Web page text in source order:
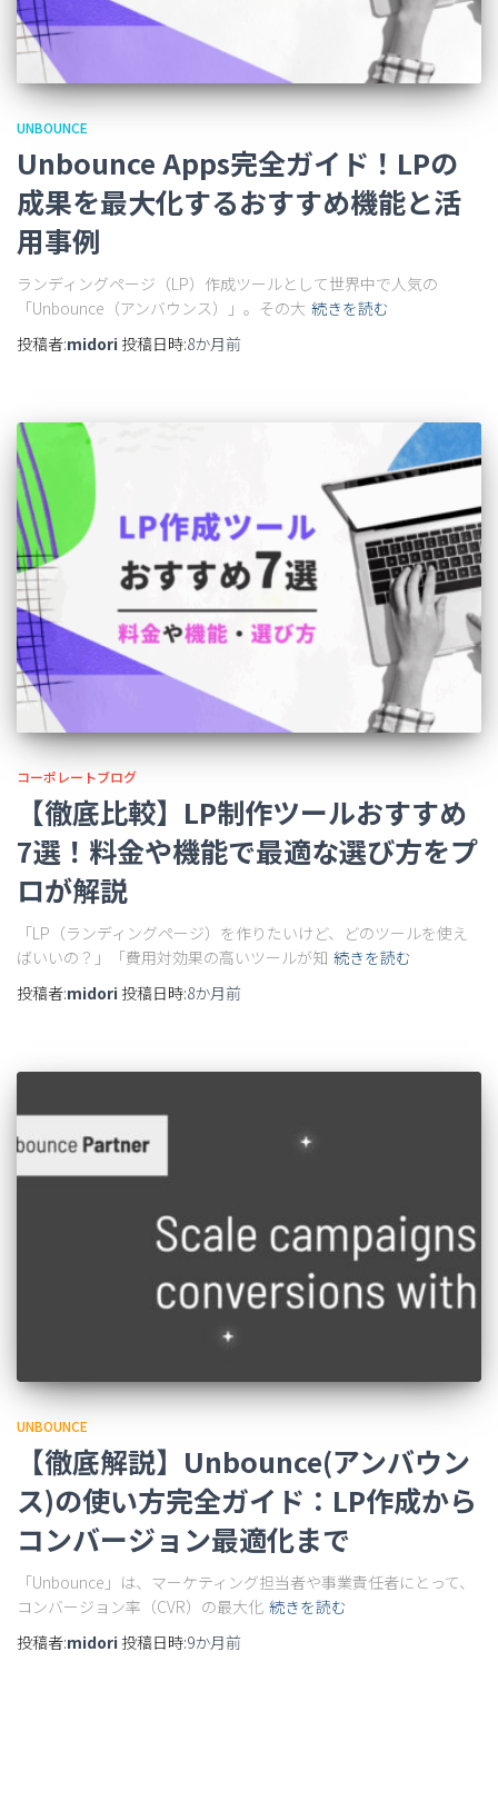
UNBOUNCE
Unbounce Apps完全ガイド！LPの
成果を最大化するおすすめ機能と活
用事例
ランディングページ（LP）作成ツールとして世界中で人気の
「Unbounce（アンバウンス）」。その大 続きを読む
投稿者:midori 投稿日時:8か月前
コーポレートブログ
【徹底比較】LP制作ツールおすすめ
7選！料金や機能で最適な選び方をプ
ロが解説
「LP（ランディングページ）を作りたいけど、どのツールを使え
ばいいの？」「費用対効果の高いツールが知 続きを読む
投稿者:midori 投稿日時:8か月前
UNBOUNCE
【徹底解説】Unbounce(アンバウン
ス)の使い方完全ガイド：LP作成から
コンバージョン最適化まで
「Unbounce」は、マーケティング担当者や事業責任者にとって、
コンバージョン率（CVR）の最大化 続きを読む
投稿者:midori 投稿日時:9か月前